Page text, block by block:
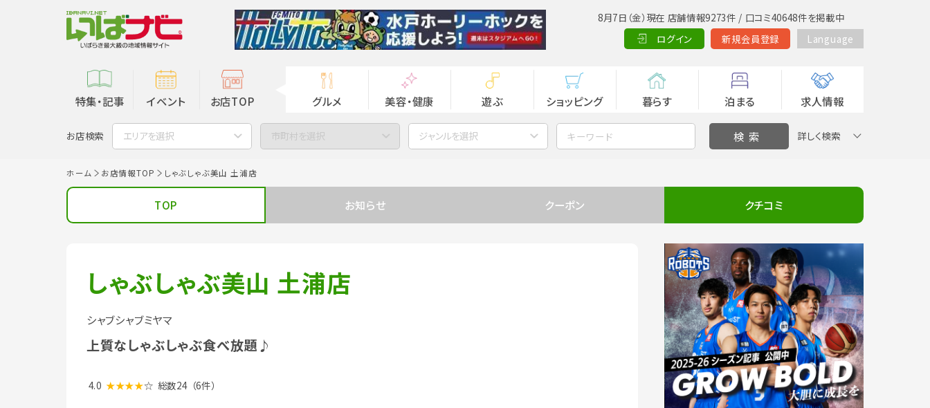
8月7日（金）現在 店舗情報9273件 / 口コミ40648件を掲載中
ログイン
新規会員登録 Language
特集・記事 イベント お店TOP グルメ 美容・健康 遊ぶ ショッピング 暮らす 泊まる 求人情報
お店検索 エリアを選択 市町村を選択 ジャンルを選択 詳しく検索
ホーム お店情報TOP しゃぶしゃぶ美山 土浦店
TOP お知らせ クーポン クチコミ
しゃぶしゃぶ美山 土浦店
シャブシャブミヤマ
上質なしゃぶしゃぶ食べ放題♪
4.0 ★★★★☆ 総数24 （6件）